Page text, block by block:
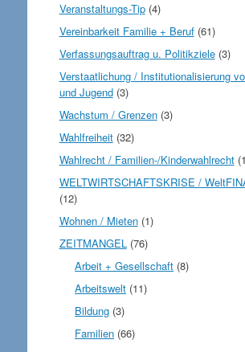
Veranstaltungs-Tip(4)
Vereinbarkeit Familie + Beruf(61)
Verfassungsauftrag u. Politikziele(3)
Verstaatlichung / Institutionalisierung
und Jugend(3)
Wachstum / Grenzen(3)
Wahlfreiheit(32)
Wahlrecht / Familien-/Kinderwahlrecht
WELTWIRTSCHAFTSKRISE /
(12)
Wohnen / Mieten(1)
ZEITMANGEL(76)
Arbeit + Gesellschaft (8)
Arbeitswelt (11)
Bildung (3)
Familien (66)